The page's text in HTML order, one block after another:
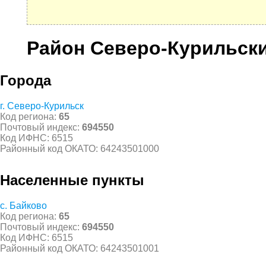
Район Северо-
Города
г. Северо-Курильск
Код региона: 65
Почтовый индекс: 694550
Код ИФНС: 6515
Районный код ОКАТО: 64243501000
Населенные пункты
с. Байково
Код региона: 65
Почтовый индекс: 694550
Код ИФНС: 6515
Районный код ОКАТО: 64243501001